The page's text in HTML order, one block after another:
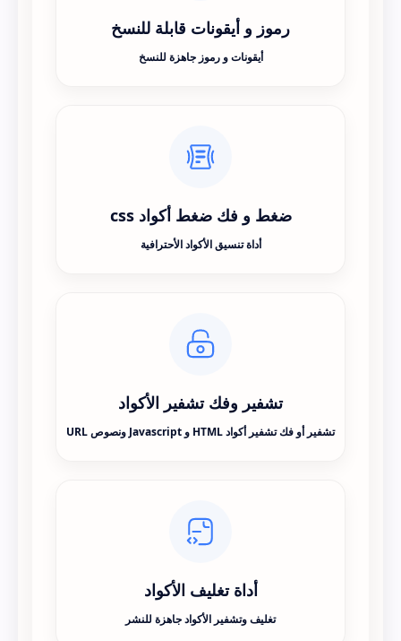
رموز و أيقونات قابلة للنسخ
أيقونات و رموز جاهزة للنسخ
ضغط و فك ضغط أكواد css
أداة تنسيق الأكواد الأحترافية
تشفير وفك تشفير الأكواد
تشفير أو فك تشفير أكواد HTML و Javascript ونصوص URL
أداة تغليف الأكواد
تغليف وتشفير الأكواد جاهزة للنشر